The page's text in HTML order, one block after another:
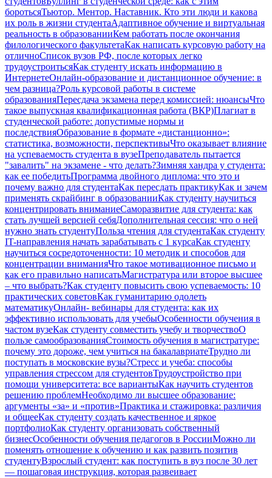
боротьсяТьютор. Ментор. Наставник. Кто эти люди и какова
их роль в жизни студентаАдаптивное обучение и виртуальная
реальность в образованииКем работать после окончания
филологического факультетаКак написать курсовую работу на
отличноСписок вузов РФ, после которых легко
трудоустроитьсяКак студенту искать информацию в
ИнтернетеОнлайн-образование и дистанционное обучение: в
чем разница?Роль курсовой работы в системе
образованияПересдача экзамена перед комиссией: нюансыЧто
такое выпускная квалификационная работа (ВКР)Плагиат в
студенческой работе: допустимые нормы и
последствияОбразование в формате «дистанционно»:
статистика, возможности, перспективыЧто оказывает влияние
на успеваемость студента в вузеПреподаватель пытается
"завалить" на экзамене - что делать?Зимняя хандра у студента:
как ее победитьПрограмма двойного диплома: что это и
почему важно для студентаКак пересдать практикуКак и зачем
применять скрайбинг в образованииКак студенту научиться
концентрировать вниманиеСаморазвитие для студента: как
стать лучшей версией себяДополнительная сессия: что о ней
нужно знать студентуПольза чтения для студентаКак студенту
IT-направления начать зарабатывать с 1 курсаКак студенту
научиться сосредоточенности: 10 методик и способов для
концентрации вниманияЧто такое мотивационное письмо и
как его правильно написатьМагистратура или второе высшее
– что выбрать?Как студенту повысить свою успеваемость: 10
практических советовКак гуманитарию одолеть
математикуОнлайн- вебинары для студента: как их
эффективно использовать для учебыОсобенности обучения в
частом вузеКак студенту совместить учебу и творчествоО
пользе самообразованияСтоимость обучения в магистратуре:
почему это дороже, чем учиться на бакалавриатеТрудно ли
поступать в московские вузы?Стресс и учеба: способы
управления стрессом для студентовТрудоустройство при
помощи университета: все вариантыКак научить студентов
решению проблемНеобходимо ли высшее образование:
аргументы «за» и «против»Практика и стажировка: различия
и общееКак студенту создать качественное и яркое
портфолиоКак студенту организовать собственный
бизнесОсобенности обучения педагогов в РоссииМожно ли
поменять отношение к обучению и как развить позитив
студентуВзрослый студент: как поступить в вуз после 30 лет
— пошаговая инструкция, которая развеивает